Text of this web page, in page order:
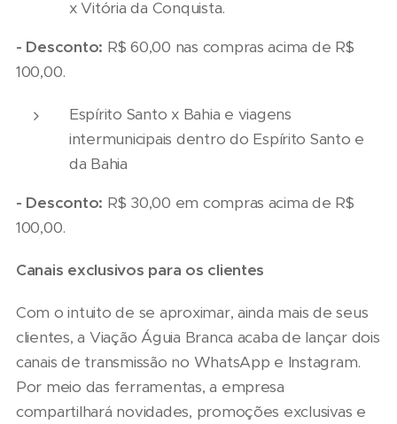
x Vitória da Conquista.
- Desconto: R$ 60,00 nas compras acima de R$
100,00.
Espírito Santo x Bahia e viagens
intermunicipais dentro do Espírito Santo e
da Bahia
- Desconto: R$ 30,00 em compras acima de R$
100,00.
Canais exclusivos para os clientes
Com o intuito de se aproximar, ainda mais de seus
clientes, a Viação Águia Branca acaba de lançar dois
canais de transmissão no WhatsApp e Instagram.
Por meio das ferramentas, a empresa
compartilhará novidades, promoções exclusivas e